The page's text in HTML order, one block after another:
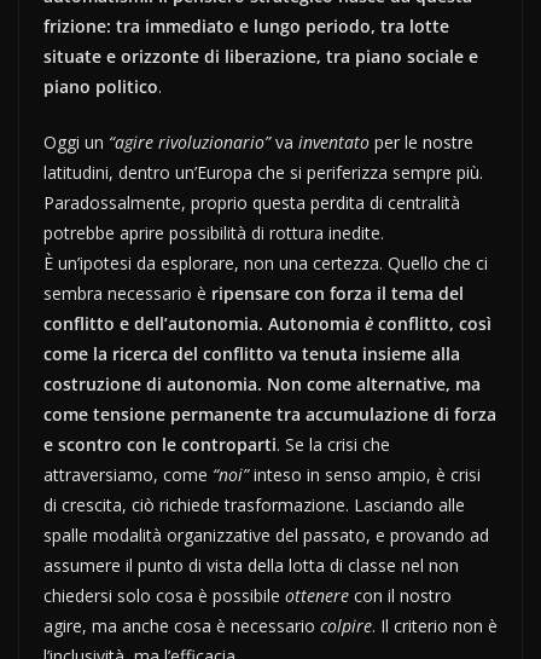
frizione: tra immediato e lungo periodo, tra lotte
situate e orizzonte di liberazione, tra piano sociale e
piano politico.
Oggi un “agire rivoluzionario”va inventato per le nostre
latitudini, dentro un’Europa che si periferizza sempre più.
Paradossalmente, proprio questa perdita di centralità
potrebbe aprire possibilità di rottura inedite.
È un’ipotesi da esplorare, non una certezza. Quello che ci
sembra necessario è ripensare con forza il tema del
conflitto e dell’autonomia. Autonomia è conflitto, così
come la ricerca del conflitto va tenuta insieme alla
costruzione di autonomia. Non come alternative, ma
come tensione permanente tra accumulazione di forza
e scontro con le controparti. Se la crisi che
attraversiamo, come “noi”inteso in senso ampio, è crisi
di crescita, ciò richiede trasformazione. Lasciando alle
spalle modalità organizzative del passato, e provando ad
assumere il punto di vista della lotta di classe nel non
chiedersi solo cosa è possibile ottenere con il nostro
agire, ma anche cosa è necessario colpire. Il criterio non è